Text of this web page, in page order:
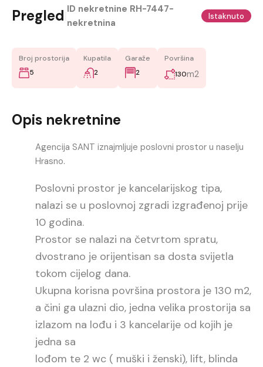
Pregled ID nekretnine RH-7447-
nekretnina
Istaknuto
Broj prostorija
5
Kupatila
2
Garaže
2
Površina
130m2
Opis nekretnine
Agencija SANT iznajmljuje poslovni prostor u naselju
Hrasno.
Poslovni prostor je kancelarijskog tipa,
nalazi se u poslovnoj zgradi izgrađenoj prije
10 godina.
Prostor se nalazi na četvrtom spratu,
dvostrano je orijentisan sa dosta svijetla
tokom cijelog dana.
Ukupna korisna površina prostora je 130 m2,
a čini ga ulazni dio, jedna velika prostorija sa
izlazom na lođu i 3 kancelarije od kojih je
jedna sa
lođom te 2 wc ( muški i ženski), lift, blinda